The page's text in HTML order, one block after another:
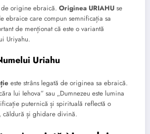
de origine ebraică. Originea URIAHU se
ebraice care compun semnificația sa
de menționat că este o variantă
Uriyahu.
Uriahu
este strâns legată de originea sa ebraică.
lui Iehova” sau „Dumnezeu este lumina
puternică și spirituală reflectă o
căldură și ghidare divină.